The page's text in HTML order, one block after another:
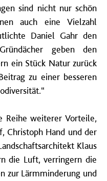
sind nicht nur schön
auch eine Vielzahl
Daniel Gahr den
geben den
ein Stück Natur zurück
zu einer besseren
Reihe weiterer Vorteile,
Christoph Hand und der
Klaus
die Luft, verringern die
zur Lärmminderung und